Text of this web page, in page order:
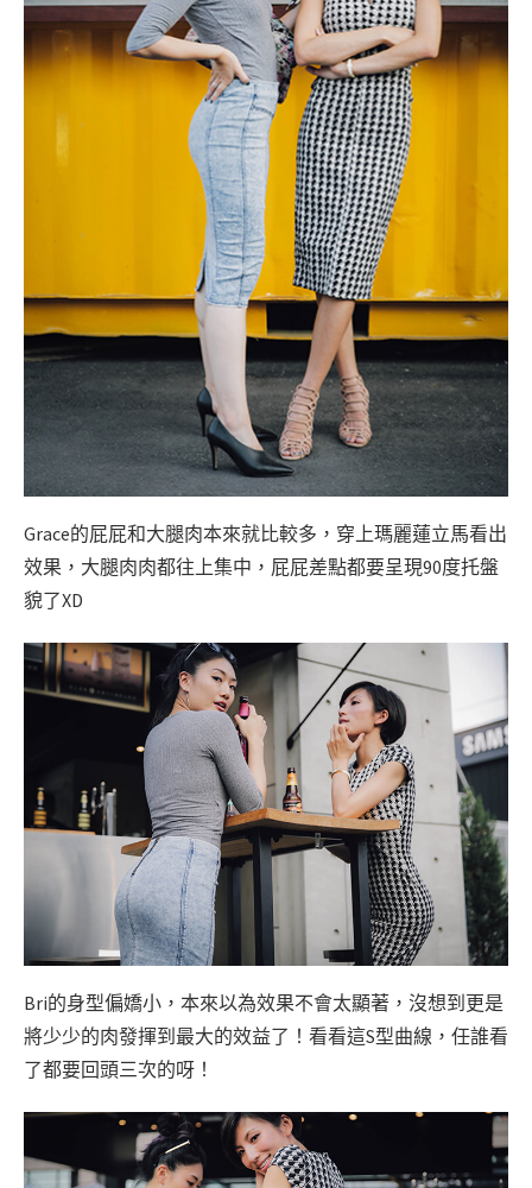
Grace的屁屁和大腿肉本來就比較多，穿上瑪麗蓮立馬看出
效果，大腿肉肉都往上集中，屁屁差點都要呈現90度托盤
貌了XD
Bri的身型偏嬌小，本來以為效果不會太顯著，沒想到更是
將少少的肉發揮到最大的效益了！看看這S型曲線，任誰看
了都要回頭三次的呀！